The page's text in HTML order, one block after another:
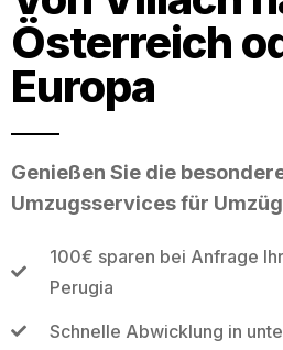
Österreich
Europa
Genießen Sie die
Umzugsservices für
100€ sparen bei Anfrage
Perugia
Schnelle Abwicklung in